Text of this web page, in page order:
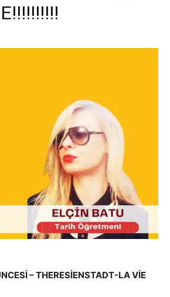
– THERESİENSTADT-LA VİE